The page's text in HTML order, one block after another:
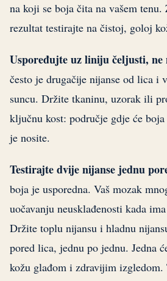
na koji se boja čita na vašem
rezultat testirajte na čistoj, goloj
Uspoređujte uz liniju čeljusti, ne
često je drugačije nijanse od lica i
suncu. Držite tkaninu, uzorak ili
ključnu kost: područje gdje će
je nosite.
Testirajte dvije nijanse jednu
boja je usporedna. Vaš mozak
uočavanju neusklađenosti kada
Držite toplu nijansu i hladnu
pored lica, jednu po jednu. Jedna
kožu glađom i zdravijim izgledom.